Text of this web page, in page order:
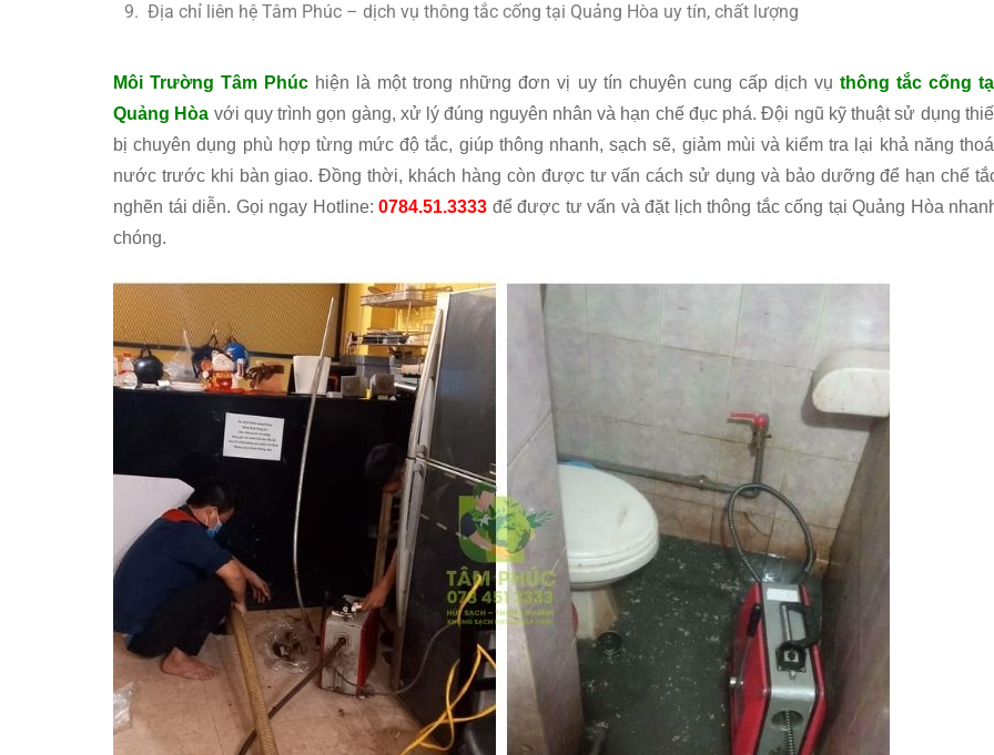
Địa chỉ liên hệ Tâm Phúc – dịch vụ thông tắc cống tại Quảng Hòa uy tín, chất lượng
Môi Trường Tâm Phúc hiện là một trong những đơn vị uy tín chuyên cung cấp dịch vụ thông tắc cống
Quảng Hòa với quy trình gọn gàng, xử lý đúng nguyên nhân và hạn chế đục phá. Đội ngũ kỹ thuật sử dụng
bị chuyên dụng phù hợp từng mức độ tắc, giúp thông nhanh, sạch sẽ, giảm mùi và kiểm tra lại khả năng
nước trước khi bàn giao. Đồng thời, khách hàng còn được tư vấn cách sử dụng và bảo dưỡng để hạn chế
nghẽn tái diễn. Gọi ngay Hotline: 0784.51.3333 để được tư vấn và đặt lịch thông tắc cống tại Quảng Hòa
chóng.